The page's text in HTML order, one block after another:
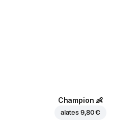
Champion 👶
alates 9,80 €